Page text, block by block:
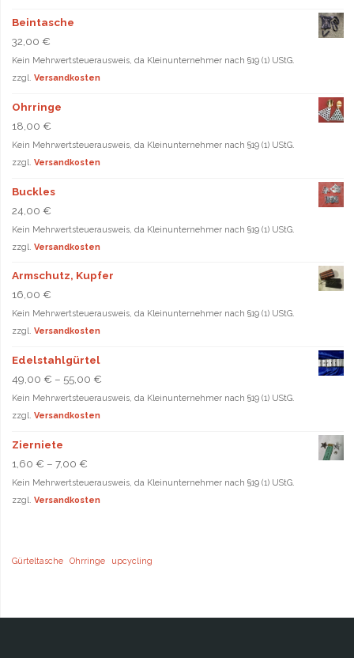
Beintasche
32,00 €
Kein Mehrwertsteuerausweis, da Kleinunternehmer nach §19 (1) UStG.
zzgl. Versandkosten
Ohrringe
18,00 €
Kein Mehrwertsteuerausweis, da Kleinunternehmer nach §19 (1) UStG.
zzgl. Versandkosten
Buckles
24,00 €
Kein Mehrwertsteuerausweis, da Kleinunternehmer nach §19 (1) UStG.
zzgl. Versandkosten
Armschutz, Kupfer
16,00 €
Kein Mehrwertsteuerausweis, da Kleinunternehmer nach §19 (1) UStG.
zzgl. Versandkosten
Edelstahlgürtel
49,00 € – 55,00 €
Kein Mehrwertsteuerausweis, da Kleinunternehmer nach §19 (1) UStG.
zzgl. Versandkosten
Zierniete
1,60 € – 7,00 €
Kein Mehrwertsteuerausweis, da Kleinunternehmer nach §19 (1) UStG.
zzgl. Versandkosten
Gürteltasche Ohrringe upcycling